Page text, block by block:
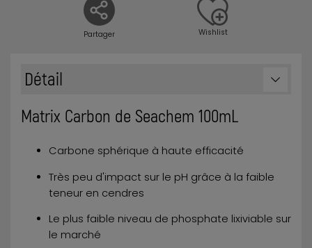
Partager Wishlist
Détail
Matrix Carbon de Seachem 100mL
Carbone sphérique à haute efficacité
Très peu d'impact sur le pH grâce à la faible
teneur en cendres
Le plus faible niveau de phosphate lixiviable sur
le marché